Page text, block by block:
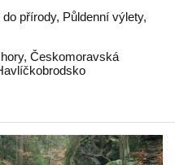
přírody, Půldenní výlety,
, Českomoravská